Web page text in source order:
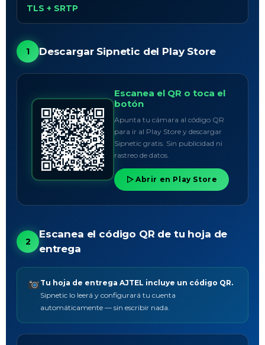
TLS + SRTP
1 Descargar Sipnetic del Play Store
Escanea el QR o toca el
botón
Apunta tu cámara al código QR
para ir al Play Store y descargar
Sipnetic gratis. Sin publicidad ni
rastreo de datos.
Abrir en Play Store
2
Escanea el código QR de tu hoja de
entrega
Tu hoja de entrega AJTEL incluye un código QR.
Sipnetic lo leerá y configurará tu cuenta
automáticamente — sin escribir nada.